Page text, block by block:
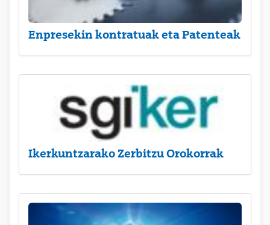
Enpresekin kontratuak eta Patenteak
Ikerkuntzarako Zerbitzu Orokorrak